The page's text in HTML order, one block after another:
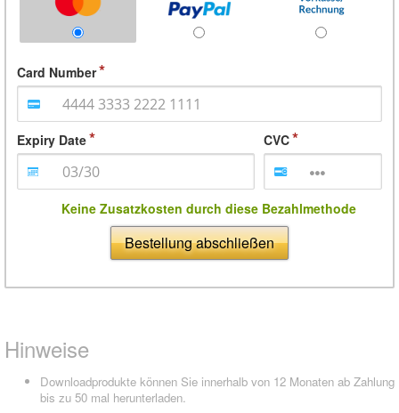
Card Number
Expiry Date CVC
Keine Zusatzkosten durch diese Bezahlmethode
Bestellung abschließen
Hinweise
Downloadprodukte können Sie innerhalb von 12 Monaten ab Zahlung
bis zu 50 mal herunterladen.